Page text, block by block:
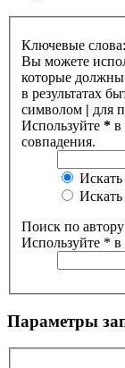
Ключевые слова:
Вы можете
которые должны
в результатах
символом | для
Используйте * в
совпадения.
Искать
Поиск по
Используйте * в
Параметры